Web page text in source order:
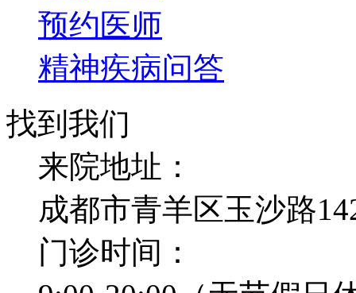
预约医师
精神疾病问答
找到我们
来院地址：
成都市青羊区玉沙路
门诊时间：